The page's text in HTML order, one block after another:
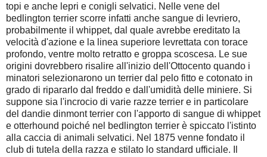
topi e anche lepri e conigli selvatici. Nelle vene del
bedlington terrier scorre infatti anche sangue di levriero,
probabilmente il whippet, dal quale avrebbe ereditato la
velocità d'azione e la linea superiore levrettata con torace
profondo, ventre molto retratto e groppa scoscesa. Le sue
origini dovrebbero risalire all'inizio dell'Ottocento quando i
minatori selezionarono un terrier dal pelo fitto e cotonato in
grado di ripararlo dal freddo e dall'umidità delle miniere. Si
suppone sia l'incrocio di varie razze terrier e in particolare
del dandie dinmont terrier con l'apporto di sangue di whippet
e otterhound poiché nel bedlington terrier è spiccato l'istinto
alla caccia di animali selvatici. Nel 1875 venne fondato il
club di tutela della razza e stilato lo standard ufficiale. Il